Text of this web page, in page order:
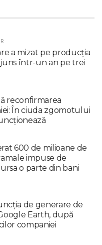
a mizat pe producția
într-un an pe trei
reconfirmarea
În ciuda zgomotului
600 de milioane de
impuse de
o parte din bani
de generare de
Earth, după
companiei